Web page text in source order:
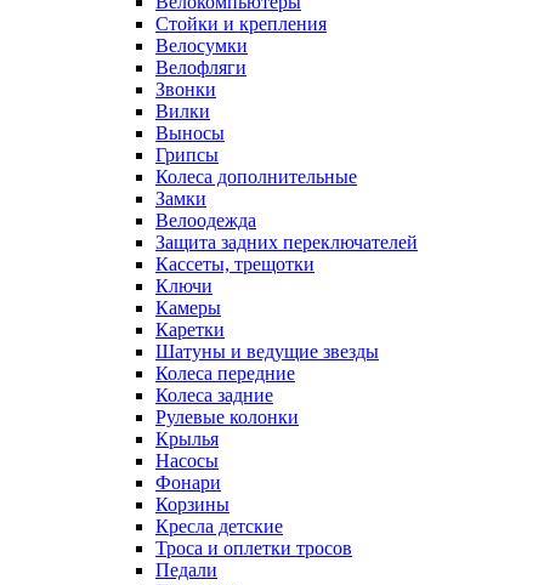
Стойки и крепления
Велосумки
Велофляги
Звонки
Вилки
Выносы
Грипсы
Колеса дополнительные
Замки
Велоодежда
Защита задних переключателей
Кассеты, трещотки
Ключи
Камеры
Каретки
Шатуны и ведущие звезды
Колеса передние
Колеса задние
Рулевые колонки
Крылья
Насосы
Фонари
Корзины
Кресла детские
Троса и оплетки тросов
Педали